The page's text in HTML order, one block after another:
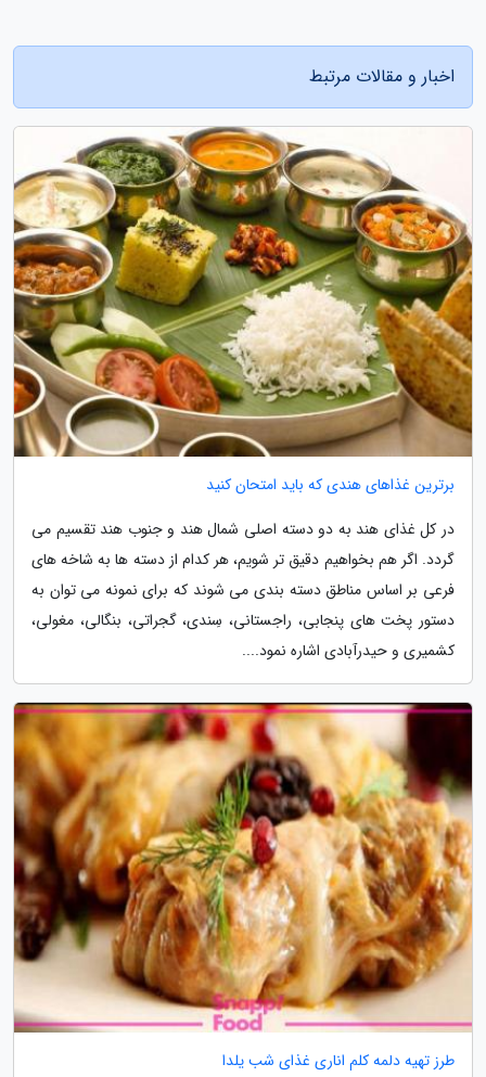
اخبار و مقالات مرتبط
برترین غذاهای هندی که باید امتحان کنید
در کل غذای هند به دو دسته اصلی شمال هند و جنوب هند تقسیم می
گردد. اگر هم بخواهیم دقیق تر شویم، هر کدام از دسته ها به شاخه های
فرعی بر اساس مناطق دسته بندی می شوند که برای نمونه می توان به
دستور پخت های پنجابی، راجستانی، سِندی، گجراتی، بنگالی، مغولی،
کشمیری و حیدرآبادی اشاره نمود....
طرز تهیه دلمه کلم اناری غذای شب یلدا